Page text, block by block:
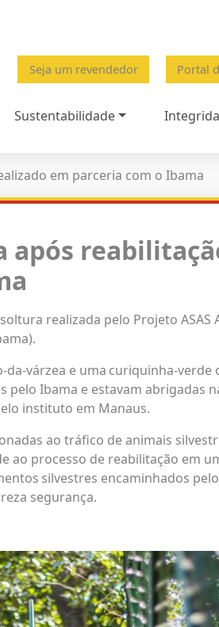
Seja um revendedor Portal
Sustentabilidade
em parceria com o Ibama
após
realizada pelo Projeto ASAS
várzea e uma curiquinha-verde
Ibama e estavam abrigadas
instituto em Manaus.
ao tráfico de animais
processo de reabilitação em
silvestres encaminhados pelo
segurança.